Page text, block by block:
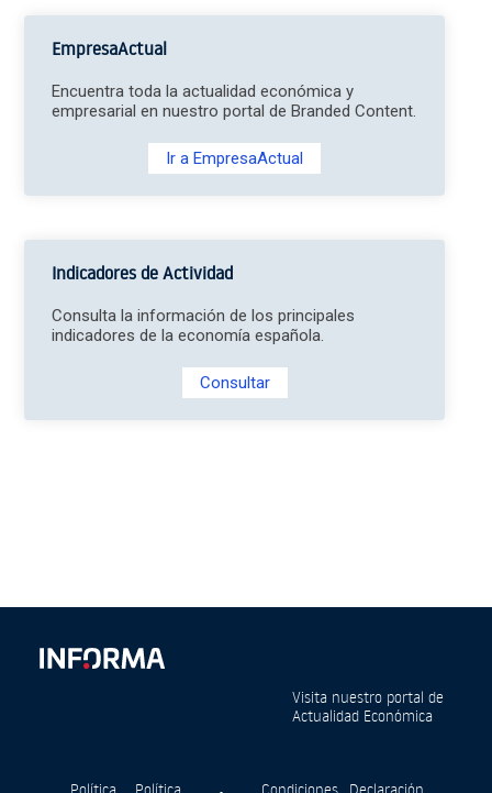
EmpresaActual
Encuentra toda la actualidad económica y
empresarial en nuestro portal de Branded Content.
Ir a EmpresaActual
Indicadores de Actividad
Consulta la información de los principales
indicadores de la economía española.
Consultar
Visita nuestro portal de
Actualidad Económica
Política Política Condiciones Declaración